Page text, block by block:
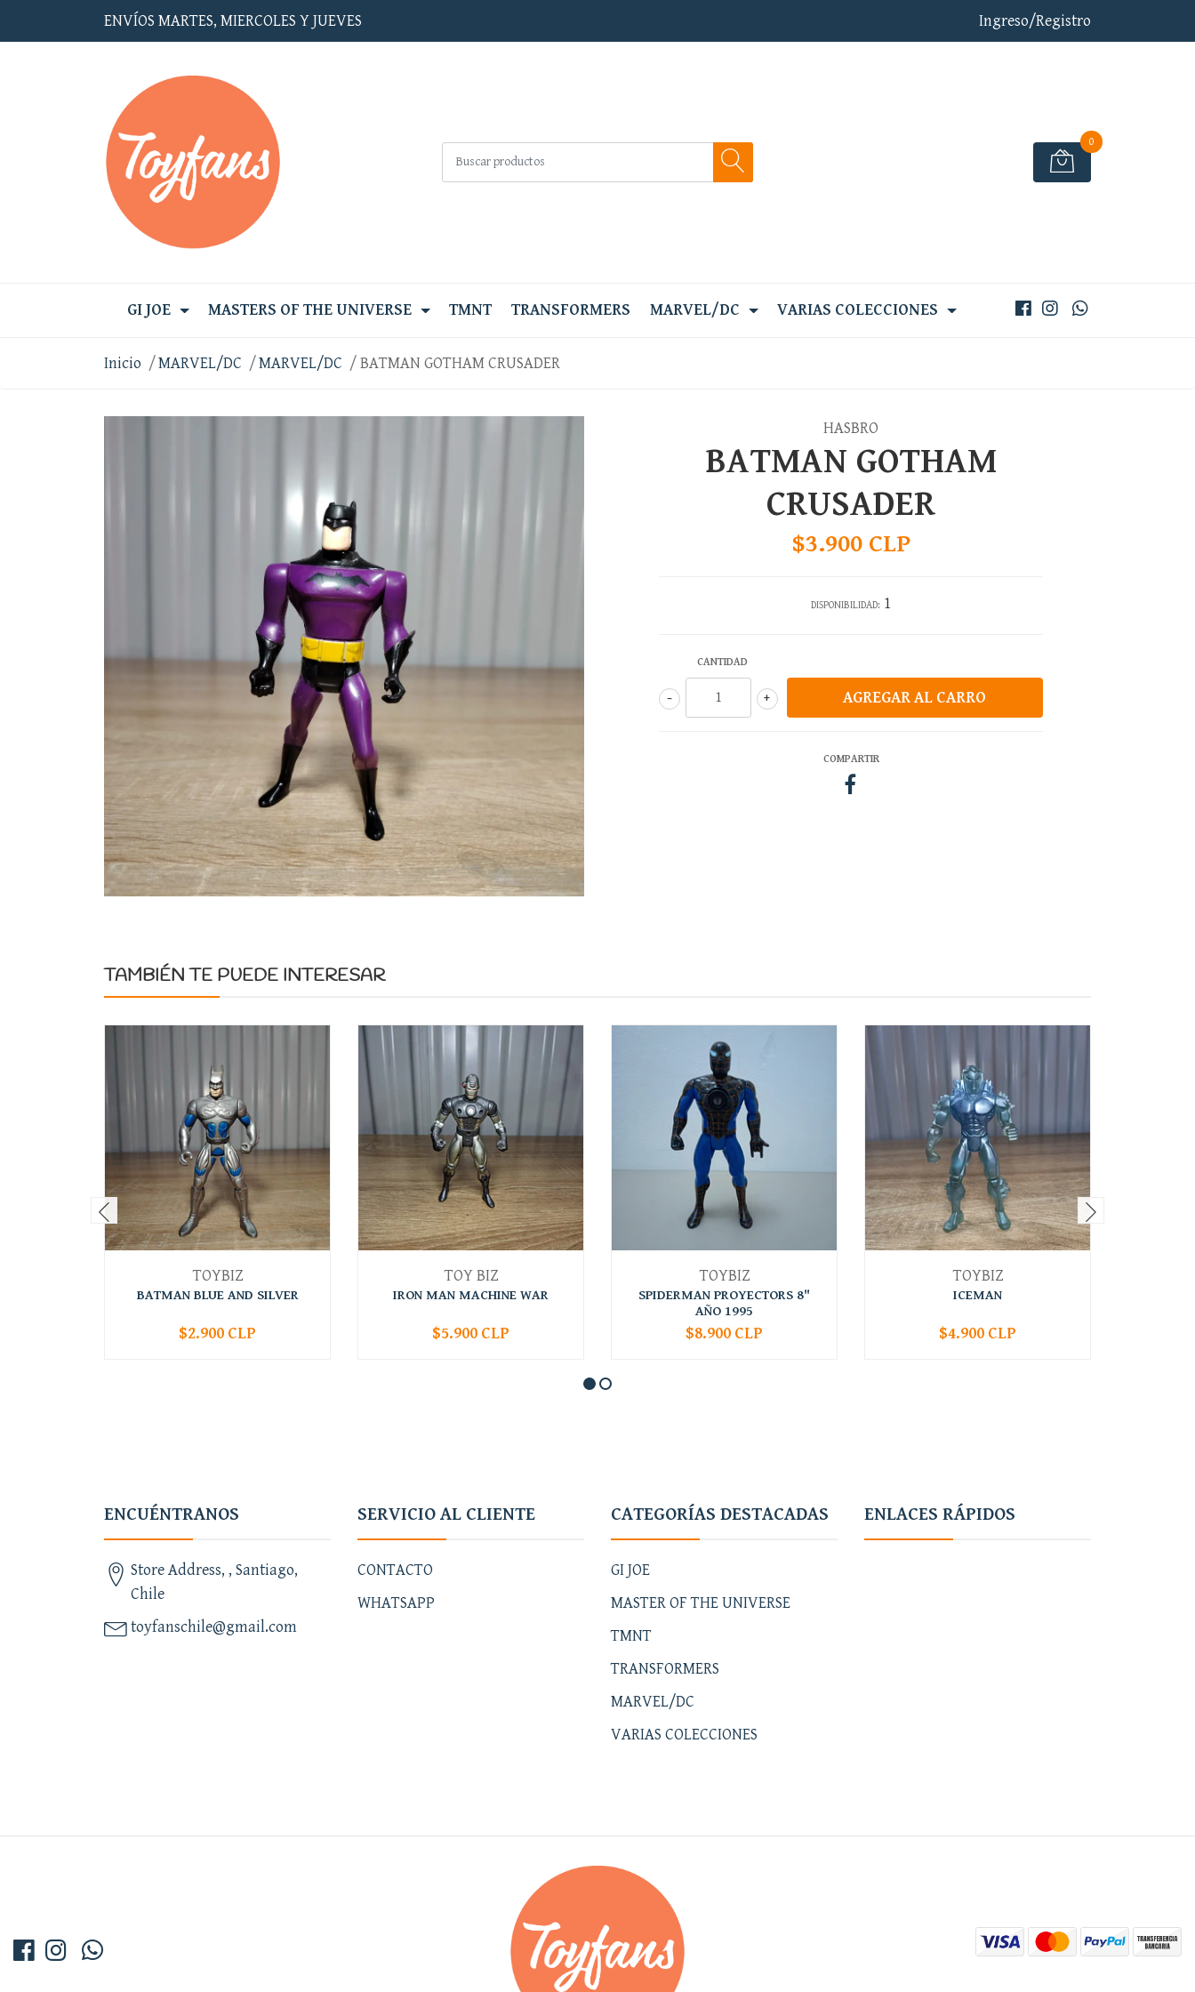
ENVÍOS MARTES, MIERCOLES Y JUEVES Ingreso/Registro
0
GI JOE MASTERS OF THE UNIVERSE TMNT TRANSFORMERS MARVEL/DC VARIAS COLECCIONES
Inicio MARVEL/DC MARVEL/DC BATMAN GOTHAM CRUSADER
HASBRO
BATMAN GOTHAM
CRUSADER
$3.900 CLP
DISPONIBILIDAD: 1
CANTIDAD
+
-
COMPARTIR
TAMBIÉN TE PUEDE INTERESAR
TOYBIZ
BATMAN BLUE AND SILVER
+
$2.900 CLP
TOY BIZ
IRON MAN MACHINE WAR
+
$5.900 CLP
TOYBIZ
SPIDERMAN PROYECTORS 8"
AÑO 1995
+
$8.900 CLP
TOYBIZ
ICEMAN
+
$4.900 CLP
ENCUÉNTRANOS
Store Address, , Santiago,
Chile
toyfanschile@gmail.com
SERVICIO AL CLIENTE
CONTACTO
WHATSAPP
CATEGORÍAS DESTACADAS
GI JOE
MASTER OF THE UNIVERSE
TMNT
TRANSFORMERS
MARVEL/DC
VARIAS COLECCIONES
ENLACES RÁPIDOS